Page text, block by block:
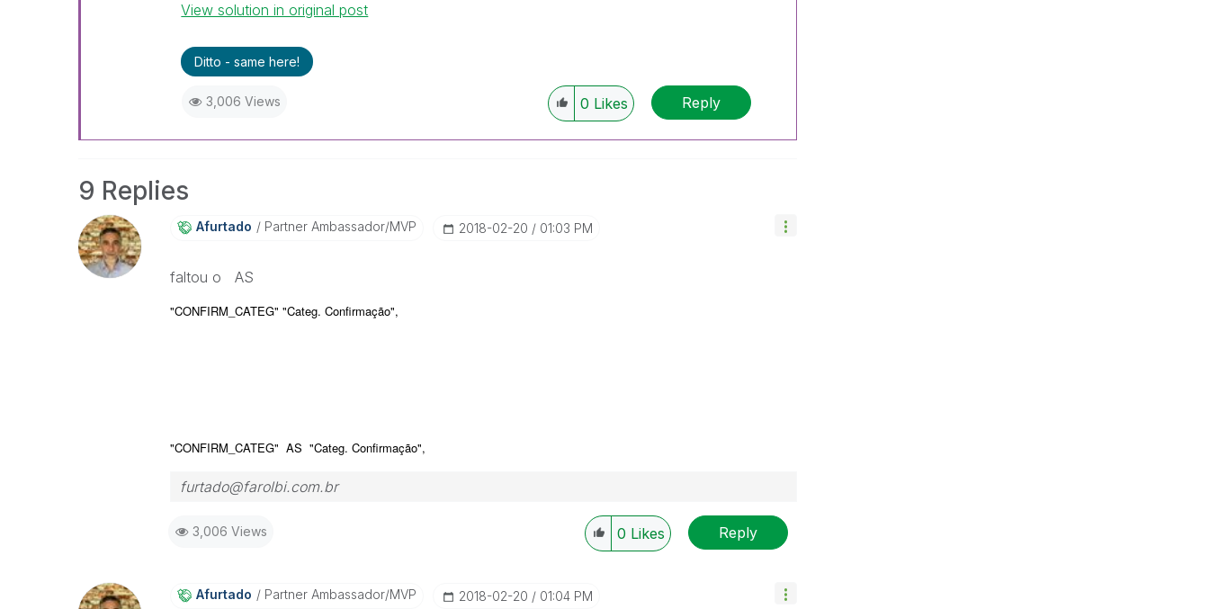
View solution in original post
Ditto - same here!
3,006 Views 0 Likes Reply
9 Replies
Afurtado Partner Ambassador/MVP ‎2018-02-20 01:03 PM
faltou o AS
"CONFIRM_CATEG" "Categ. Confirmação",
"CONFIRM_CATEG" AS "Categ. Confirmação",
furtado@farolbi.com.br
3,006 Views 0 Likes Reply
Afurtado Partner Ambassador/MVP ‎2018-02-20 01:04 PM